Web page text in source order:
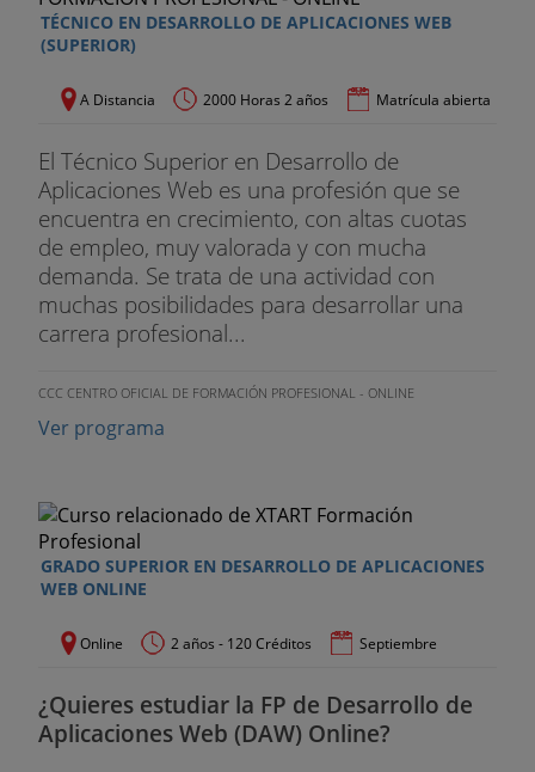
TÉCNICO EN DESARROLLO DE APLICACIONES WEB
(SUPERIOR)
A Distancia 2000 Horas 2 años Matrícula abierta
El Técnico Superior en Desarrollo de
Aplicaciones Web es una profesión que se
encuentra en crecimiento, con altas cuotas
de empleo, muy valorada y con mucha
demanda. Se trata de una actividad con
muchas posibilidades para desarrollar una
carrera profesional...
CCC CENTRO OFICIAL DE FORMACIÓN PROFESIONAL - ONLINE
Ver programa
GRADO SUPERIOR EN DESARROLLO DE APLICACIONES
WEB ONLINE
Online 2 años - 120 Créditos Septiembre
¿Quieres estudiar la FP de Desarrollo de
Aplicaciones Web (DAW) Online?